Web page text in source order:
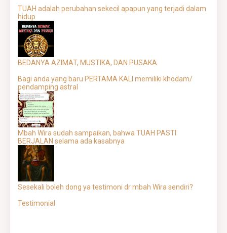
TUAH adalah perubahan sekecil apapun yang terjadi dalam
hidup
BEDANYA AZIMAT, MUSTIKA, DAN PUSAKA
Bagi anda yang baru PERTAMA KALI memiliki khodam/
pendamping astral
Mbah Wira sudah sampaikan, bahwa TUAH PASTI
BERJALAN selama ada kasabnya
Sesekali boleh dong ya testimoni dr mbah Wira sendiri?
Testimonial